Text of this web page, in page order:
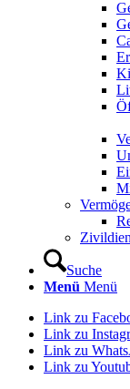
Suche
Menü Menü
Link zu
Link zu
Link zu
Link zu